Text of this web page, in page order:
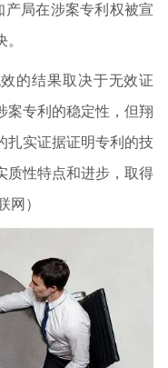
局在涉案专利权被宣
的结果取决于无效证
案专利的稳定性，但翔
扎实证据证明专利的技
质性特点和进步，取得
网）